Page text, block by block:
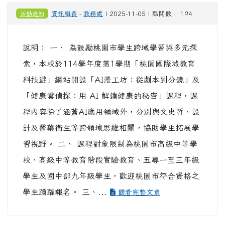
活動通知 資訊組長 - 教務處 | 2025-11-05 | 點閱數： 194
說明： 一、 為鼓勵桃園市學生跨域學習與多元探
索，本校於114學年度第1學期「桃園國際城教育
科技遊」網站開設「AI漫工坊：從劇本到分鏡」及
「健康雲偵探：用 AI 解鎖健康的秘密」課程，課
程內容除了涵蓋AI應用領域外，分別與文史哲、設
計及醫藥衛生等跨領域思維相關，協助學生拓展學
習視野。 二、 課程對象限制為桃園市高級中等學
校、高級中等教育階段實驗教育、五專一至三年級
學生及國中部九年級學生，歡迎桃園市符合資格之
學生踴躍報名。 三、...
觀看完整文章